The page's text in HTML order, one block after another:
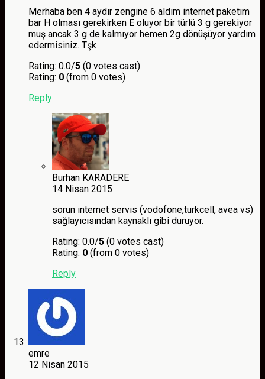
Merhaba ben 4 aydır zengine 6 aldım internet paketim
bar H olması gerekirken E oluyor bir türlü 3 g gerekiyor
muş ancak 3 g de kalmıyor hemen 2g dönüşüyor yardım
edermisiniz. Tşk
Rating: 0.0/5 (0 votes cast)
Rating: 0 (from 0 votes)
Reply
Burhan KARADERE
14 Nisan 2015
sorun internet servis (vodofone,turkcell, avea vs)
sağlayıcısından kaynaklı gibi duruyor.
Rating: 0.0/5 (0 votes cast)
Rating: 0 (from 0 votes)
Reply
emre
12 Nisan 2015